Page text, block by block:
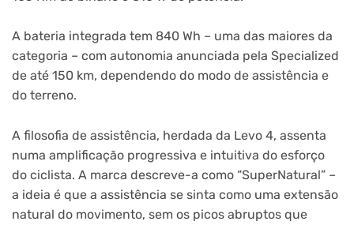
A bateria integrada tem 840 Wh – uma das maiores da
categoria – com autonomia anunciada pela Specialized
de até 150 km, dependendo do modo de assistência e
do terreno.
A filosofia de assistência, herdada da Levo 4, assenta
numa amplificação progressiva e intuitiva do esforço
do ciclista. A marca descreve-a como “SuperNatural” –
a ideia é que a assistência se sinta como uma extensão
natural do movimento, sem os picos abruptos que